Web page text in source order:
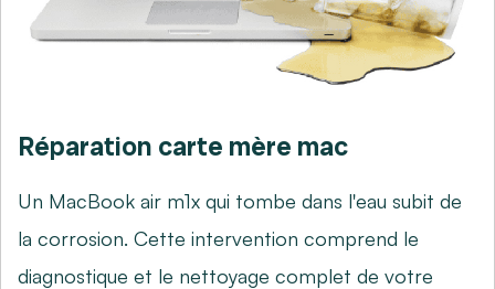
Réparation carte mère mac
Un MacBook air m1x qui tombe dans l'eau subit de
la corrosion. Cette intervention comprend le
diagnostique et le nettoyage complet de votre